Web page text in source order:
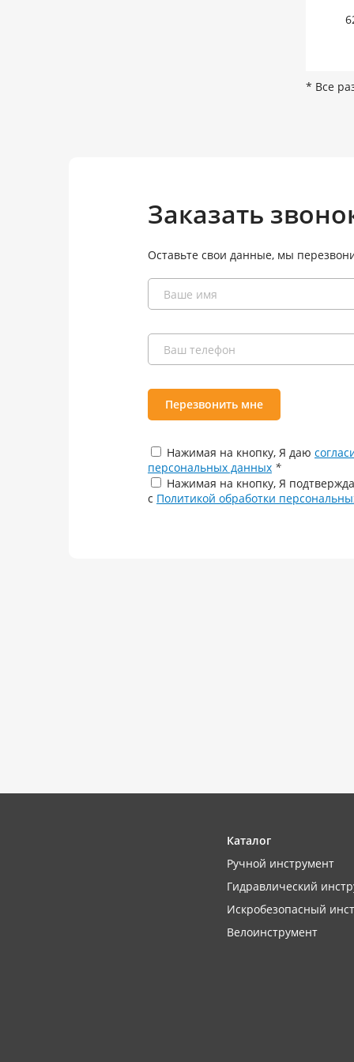
* Все
Заказать
Оставьте свои данные, мы
Перезвонить мне
Нажимая на кнопку, Я даю
персональных данных *
Нажимая на кнопку, Я
с Политикой обработки
Каталог
Ручной инструмент
Гидравлический
Искробезопасный
Велоинструмент